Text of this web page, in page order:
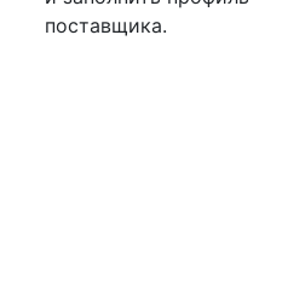
поставщика.